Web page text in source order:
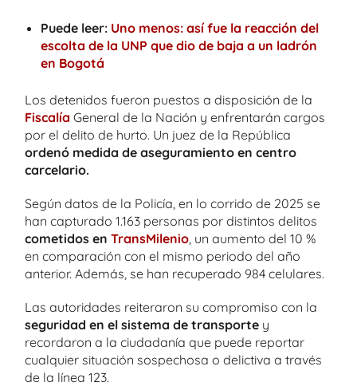
Puede leer: Uno menos: así fue la reacción del
escolta de la UNP que dio de baja a un ladrón
en Bogotá
Los detenidos fueron puestos a disposición de la
Fiscalía General de la Nación y enfrentarán cargos
por el delito de hurto. Un juez de la República
ordenó medida de aseguramiento en centro
carcelario.
Según datos de la Policía, en lo corrido de 2025 se
han capturado 1.163 personas por distintos delitos
cometidos en TransMilenio , un aumento del 10 %
en comparación con el mismo periodo del año
anterior. Además, se han recuperado 984 celulares.
Las autoridades reiteraron su compromiso con la
seguridad en el sistema de transporte y
recordaron a la ciudadanía que puede reportar
cualquier situación sospechosa o delictiva a través
de la línea 123.